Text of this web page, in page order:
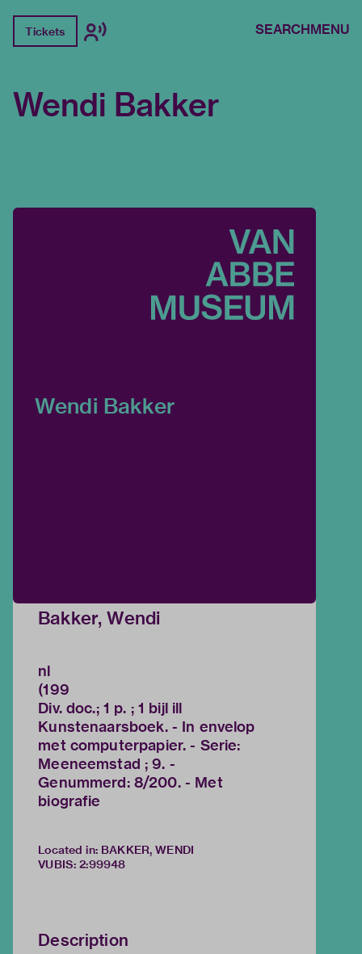
Tickets SEARCHMENU
Wendi Bakker
Wendi Bakker
Bakker, Wendi
nl
(199
Div. doc.; 1 p. ; 1 bijl ill
Kunstenaarsboek. - In envelop
met computerpapier. - Serie:
Meeneemstad ; 9. -
Genummerd: 8/200. - Met
biografie
Located in: BAKKER, WENDI
VUBIS: 2:99948
Description